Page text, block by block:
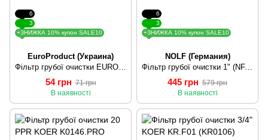
6
3
+ЗНИЖКА 10% купон SALE10
EuroProduct (Украина)
Фільтр грубої очистки EUROPRODUCT EP.0108 - 20 PPR (EP4033)
54 грн 71 грн
В наявності
6
3
+ЗНИЖКА 10% купон SALE10
NOLF (Германия)
Фільтр грубої очистки 1" (NF.F04B) NOLF (NF2981)
445 грн 579 грн
В наявності